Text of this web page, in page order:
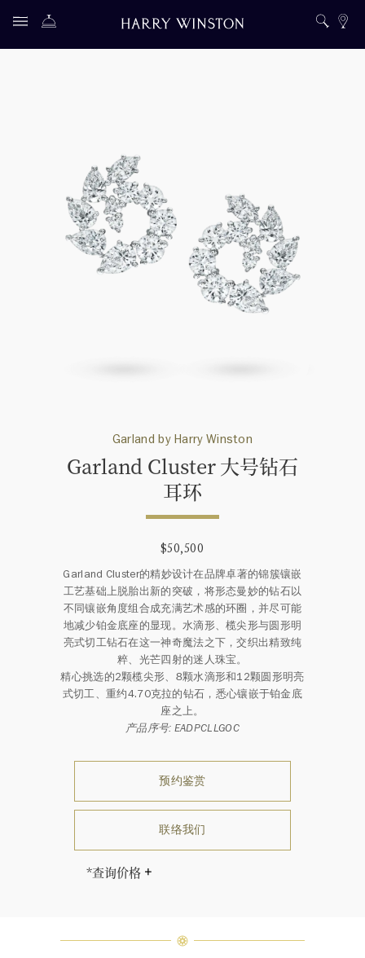
Garland by Harry Winston
Garland Cluster 大号钻石
耳⁠环
$50,500
Garland Cluster的精妙设计在品牌卓著的锦簇镶嵌
工艺基础上脱胎出新的突破，将形态曼妙的钻石以
不同镶嵌角度组合成充满艺术感的环圈，并尽可能
地减少铂金底座的显现。水滴形、榄尖形与圆形明
亮式切工钻石在这一神奇魔法之下，交织出精致纯
粹、光芒四射的迷人珠宝。
精心挑选的2颗榄尖形、8颗水滴形和12颗圆形明亮
式切工、重约4.70克拉的钻石，悉心镶嵌于铂金底
座之上。
产品序号: EADPCLLGOC
预约鉴赏
联络我们
*查询价格
宝石皆与众不同而采用独特镶嵌方